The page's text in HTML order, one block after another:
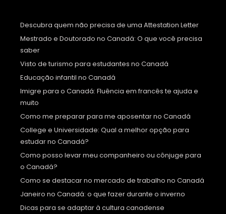
Descubra quem não precisa de uma Attestation Letter
Mestrado e Doutorado no Canadá: O que você precisa
saber
Visto de turismo para estudantes no Canadá
Educação infantil no Canadá
Imigre para o Canadá: Fluência em francês te ajuda e
muito
Como me preparar para me aposentar no Canadá
College e Universidade: Qual a melhor opção para
estudar no Canadá?
Como posso levar meu companheiro ou cônjuge para
o Canadá?
Como se destacar no mercado de trabalho no Canadá
Janeiro no Canadá: o que fazer durante o inverno
Dicas para se adaptar à cultura canadense